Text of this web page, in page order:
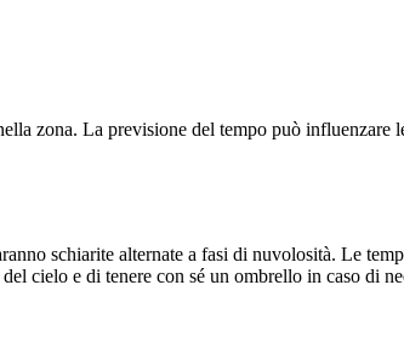
zona. La previsione del tempo può influenzare
schiarite alternate a fasi di nuvolosità. Le
cielo e di tenere con sé un ombrello in caso di